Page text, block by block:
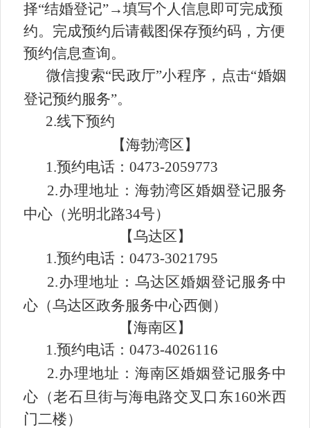
择“结婚登记”→填写个人信息即可完成预
约。完成预约后请截图保存预约码，方便
预约信息查询。
微信搜索“民政厅”小程序，点击“婚姻
登记预约服务”。
2.线下预约
【海勃湾区】
1.预约电话 ： 0473-2059773
2.办理地址 ：海勃湾区婚姻登记服务
中心（光明北路34号）
【乌达区】
1.预约电话 ： 0473-3021795
2.办理地址 ：乌达区婚姻登记服务中
心（乌达区政务服务中心西侧）
【海南区】
1.预约电话 ： 0473-4026116
2.办理地址 ：海南区婚姻登记服务中
心（老石旦街与海电路交叉口东160米西
门二楼）